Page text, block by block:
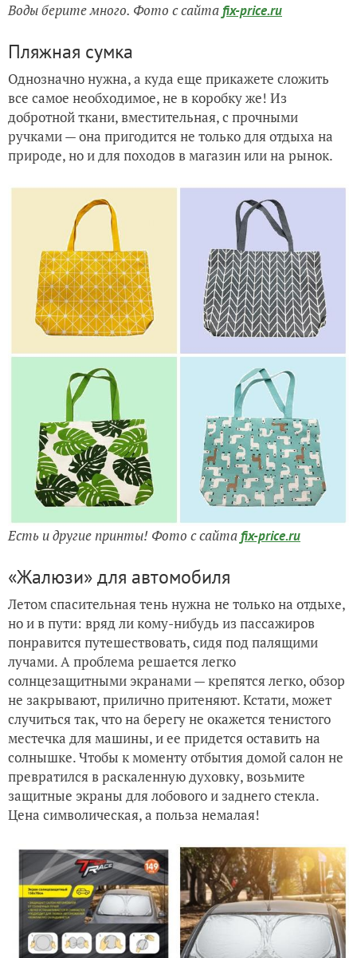
Воды берите много. Фото с сайта fix-price.ru
Пляжная сумка
Однозначно нужна, а куда еще прикажете сложить
все самое необходимое, не в коробку же! Из
добротной ткани, вместительная, с прочными
ручками — она пригодится не только для отдыха на
природе, но и для походов в магазин или на рынок.
Есть и другие принты! Фото с сайта fix-price.ru
«Жалюзи» для автомобиля
Летом спасительная тень нужна не только на отдыхе,
но и в пути: вряд ли кому-нибудь из пассажиров
понравится путешествовать, сидя под палящими
лучами. А проблема решается легко
солнцезащитными экранами — крепятся легко, обзор
не закрывают, прилично притеняют. Кстати, может
случиться так, что на берегу не окажется тенистого
местечка для машины, и ее придется оставить на
солнышке. Чтобы к моменту отбытия домой салон не
превратился в раскаленную духовку, возьмите
защитные экраны для лобового и заднего стекла.
Цена символическая, а польза немалая!